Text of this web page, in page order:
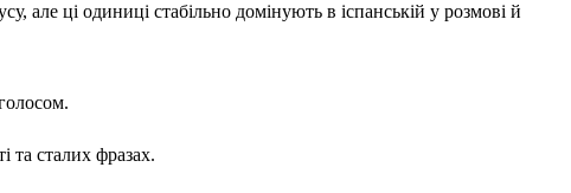
але ці одиниці стабільно домінують в іспанській у розмові й
та сталих фразах.